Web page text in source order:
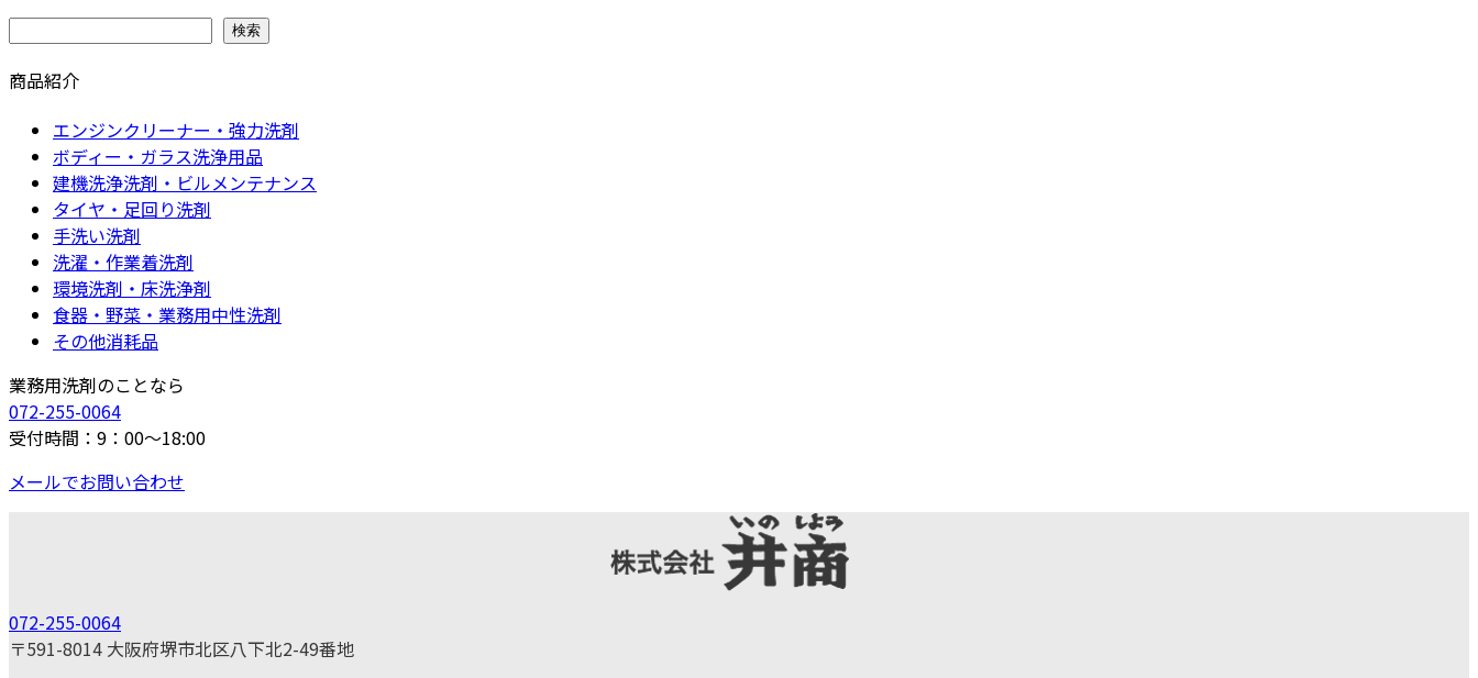
検索
商品紹介
エンジンクリーナー・強力洗剤
ボディー・ガラス洗浄用品
建機洗浄洗剤・ビルメンテナンス
タイヤ・足回り洗剤
手洗い洗剤
洗濯・作業着洗剤
環境洗剤・床洗浄剤
食器・野菜・業務用中性洗剤
その他消耗品
業務用洗剤のことなら
072-255-0064
受付時間：9：00～18:00
メールでお問い合わせ
072-255-0064
〒591-8014 大阪府堺市北区八下北2-49番地